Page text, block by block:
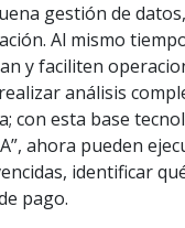
gestión de
Al mismo
y faciliten
análisis
con esta base
ahora pueden
identificar
pago.